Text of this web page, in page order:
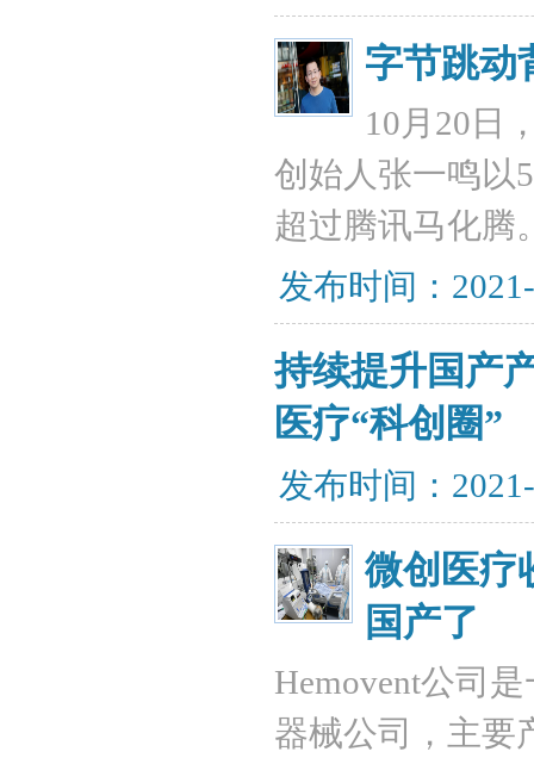
字节跳动
10月20日
创始人张一鸣以
超过腾讯马化腾
发布时间：
持续提升国产
医疗“科创圈”
发布时间：
微创医疗
国产了
Hemovent公司
器械公司，主要